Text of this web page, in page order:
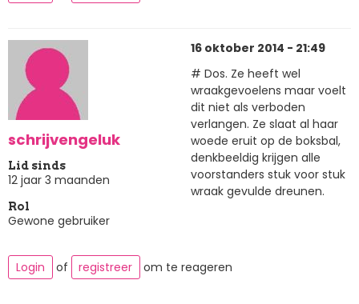
schrijvengeluk
Lid sinds
12 jaar 3 maanden
Rol
Gewone gebruiker
16 oktober 2014 - 21:49
# Dos. Ze heeft wel
wraakgevoelens maar voelt
dit niet als verboden
verlangen. Ze slaat al haar
woede eruit op de boksbal,
denkbeeldig krijgen alle
voorstanders stuk voor stuk
wraak gevulde dreunen.
Login of registreer om te reageren